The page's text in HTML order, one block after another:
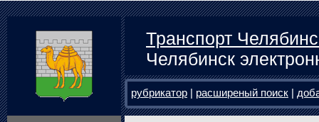
Транспорт
Челябинск
рубрикатор | расширеный поиск |